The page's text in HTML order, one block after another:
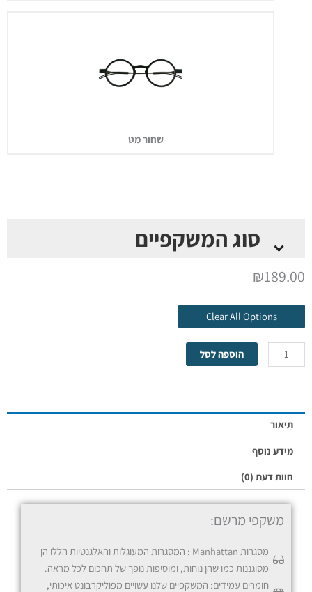
שחור מט
סוג המשקפיים
משקפי ראיה/קריאה
₪189.00
Clear All Options
הוספה לסל
תיאור
מידע נוסף
חוות דעת (0)
משקפי מרשם:
מסגרות Manhattan : המסגרות המעוגלות והאלגנטיות הללו הן
מסוגננות כמו שהן נוחות, ומוסיפות נופך של תחכום לכל מראה.
חומרים עמידים: המשקפיים שלנו עשויים מפוליקרבונט איכותי,